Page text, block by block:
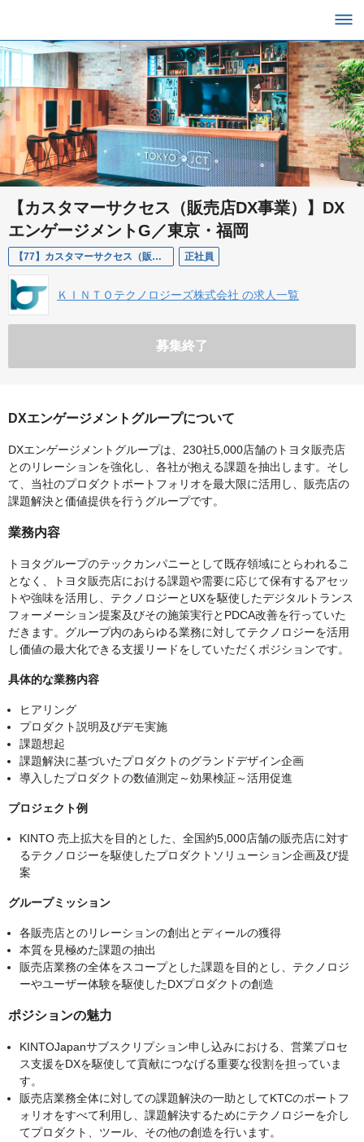
【カスタマーサクセス（販売店DX事業）】DX
エンゲージメントG／東京・福岡
【77】カスタマーサクセス（販売店DX事業）／DXエンゲージメントG／東京・福岡 正社員
ＫＩＮＴＯテクノロジーズ株式会社 の求人一覧
募集終了
DXエンゲージメントグループについて
DXエンゲージメントグループは、230社5,000店舗のトヨタ販売店
とのリレーションを強化し、各社が抱える課題を抽出します。そし
て、当社のプロダクトポートフォリオを最大限に活用し、販売店の
課題解決と価値提供を行うグループです。
業務内容
トヨタグループのテックカンパニーとして既存領域にとらわれるこ
となく、トヨタ販売店における課題や需要に応じて保有するアセッ
トや強味を活用し、テクノロジーとUXを駆使したデジタルトランス
フォーメーション提案及びその施策実行とPDCA改善を行っていた
だきます。グループ内のあらゆる業務に対してテクノロジーを活用
し価値の最大化できる支援リードをしていただくポジションです。
具体的な業務内容
ヒアリング
プロダクト説明及びデモ実施
課題想起
課題解決に基づいたプロダクトのグランドデザイン企画
導入したプロダクトの数値測定～効果検証～活用促進
プロジェクト例
KINTO 売上拡大を目的とした、全国約5,000店舗の販売店に対す
るテクノロジーを駆使したプロダクトソリューション企画及び提
案
グループミッション
各販売店とのリレーションの創出とディールの獲得
本質を見極めた課題の抽出
販売店業務の全体をスコープとした課題を目的とし、テクノロジ
ーやユーザー体験を駆使したDXプロダクトの創造
ポジションの魅力
KINTOJapanサブスクリプション申し込みにおける、営業プロセ
ス支援をDXを駆使して貢献につなげる重要な役割を担っていま
す。
販売店業務全体に対しての課題解決の一助としてKTCのポートフ
ォリオをすべて利用し、課題解決するためにテクノロジーを介し
てプロダクト、ツール、その他の創造を行います。